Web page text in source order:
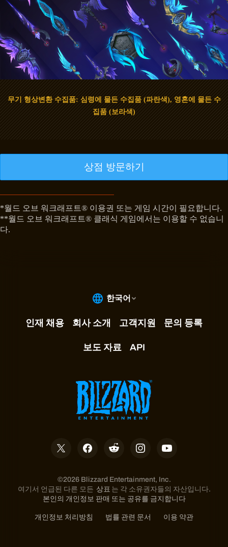
무기 형상변환 수집품: 심령에 물든 수집품 (파란색), 영혼에 물든 수
집품 (보라색)
상점 방문하기
*월드 오브 워크래프트® 이용권 또는 게임 시간이 필요합니다.
**월드 오브 워크래프트® 클래식 게임에서는 이용할 수 없습니
다.